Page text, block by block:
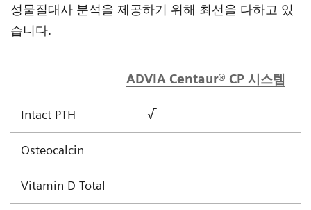
성물질대사 분석을 제공하기 위해 최선을 다하고 있
습니다.
ADVIA Centaur® CP 시스템
Intact PTH √
Osteocalcin
Vitamin D Total